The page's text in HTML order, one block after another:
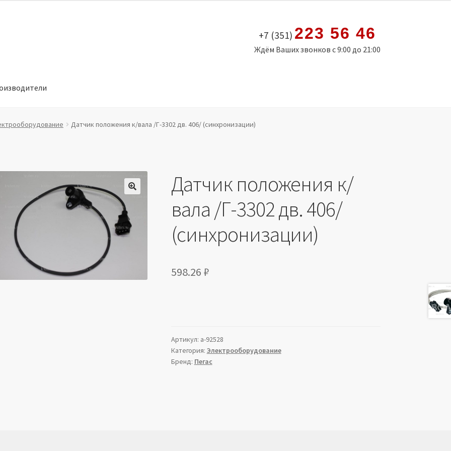
+7 (351) 223 56 46
Ждём Ваших звонков с 9:00 до 21:00
обработки персональных данных Производители
Датчик положения к/вала /Г-3302 дв. 406/ (синхронизации)
Датчик положения к/
вала /Г-3302 дв. 406/
(синхронизации)
598.26 ₽
Артикул: a-92528
Категория: Электрооборудование
Бренд: Пегас